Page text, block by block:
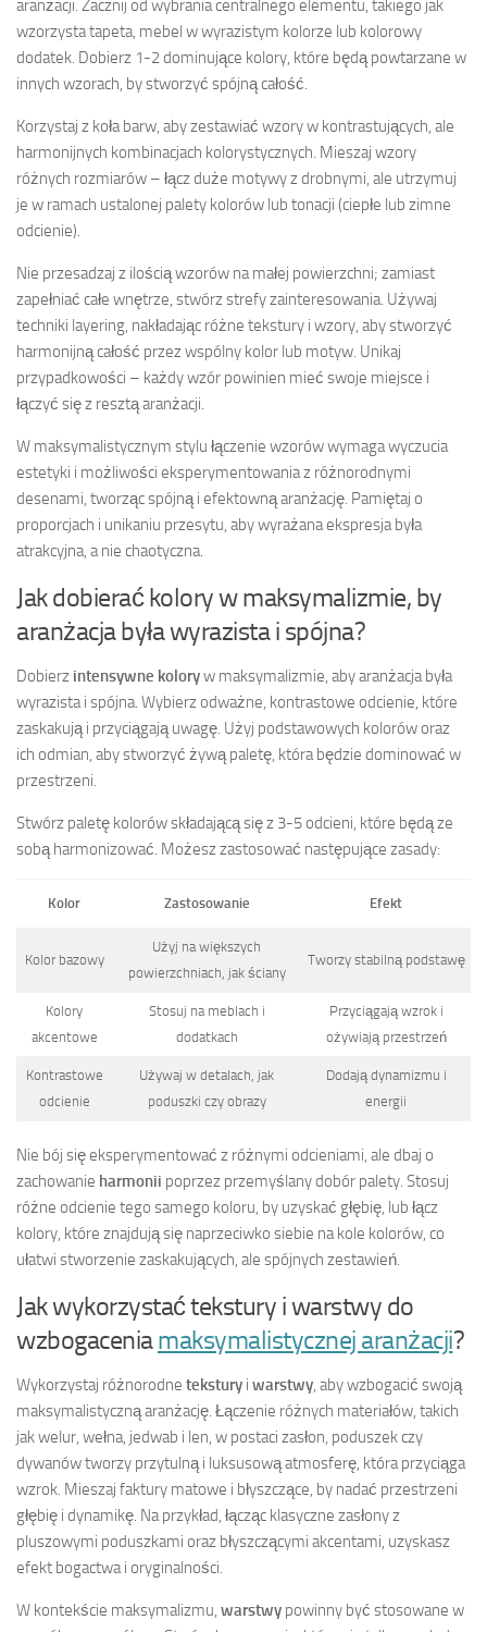
aranżacji. Zacznij od wybrania centralnego elementu, takiego jak
wzorzysta tapeta, mebel w wyrazistym kolorze lub kolorowy
dodatek. Dobierz 1-2 dominujące kolory, które będą powtarzane w
innych wzorach, by stworzyć spójną całość.
Korzystaj z koła barw, aby zestawiać wzory w kontrastujących, ale
harmonijnych kombinacjach kolorystycznych. Mieszaj wzory
różnych rozmiarów – łącz duże motywy z drobnymi, ale utrzymuj
je w ramach ustalonej palety kolorów lub tonacji (ciepłe lub zimne
odcienie).
Nie przesadzaj z ilością wzorów na małej powierzchni; zamiast
zapełniać całe wnętrze, stwórz strefy zainteresowania. Używaj
techniki layering, nakładając różne tekstury i wzory, aby stworzyć
harmonijną całość przez wspólny kolor lub motyw. Unikaj
przypadkowości – każdy wzór powinien mieć swoje miejsce i
łączyć się z resztą aranżacji.
W maksymalistycznym stylu łączenie wzorów wymaga wyczucia
estetyki i możliwości eksperymentowania z różnorodnymi
desenami, tworząc spójną i efektowną aranżację. Pamiętaj o
proporcjach i unikaniu przesytu, aby wyrażana ekspresja była
atrakcyjna, a nie chaotyczna.
Jak dobierać kolory w maksymalizmie, by
aranżacja była wyrazista i spójna?
Dobierz intensywne koloryw maksymalizmie, aby aranżacja była
wyrazista i spójna. Wybierz odważne, kontrastowe odcienie, które
zaskakują i przyciągają uwagę. Użyj podstawowych kolorów oraz
ich odmian, aby stworzyć żywą paletę, która będzie dominować w
przestrzeni.
Stwórz paletę kolorów składającą się z 3-5 odcieni, które będą ze
sobą harmonizować. Możesz zastosować następujące zasady:
Kolor Zastosowanie Efekt
Kolor bazowy
Użyj na większych
powierzchniach, jak ściany
Tworzy stabilną podstawę
Kolory
akcentowe
Stosuj na meblach i
dodatkach
Przyciągają wzrok i
ożywiają przestrzeń
Kontrastowe
odcienie
Używaj w detalach, jak
poduszki czy obrazy
Dodają dynamizmu i
energii
Nie bój się eksperymentować z różnymi odcieniami, ale dbaj o
zachowanie harmonii poprzez przemyślany dobór palety. Stosuj
różne odcienie tego samego koloru, by uzyskać głębię, lub łącz
kolory, które znajdują się naprzeciwko siebie na kole kolorów, co
ułatwi stworzenie zaskakujących, ale spójnych zestawień.
Jak wykorzystać tekstury i warstwy do
wzbogaceniamaksymalistycznej aranżacji?
Wykorzystaj różnorodne tekstury i warstwy, aby wzbogacić swoją
maksymalistyczną aranżację. Łączenie różnych materiałów, takich
jak welur, wełna, jedwab i len, w postaci zasłon, poduszek czy
dywanów tworzy przytulną i luksusową atmosferę, która przyciąga
wzrok. Mieszaj faktury matowe i błyszczące, by nadać przestrzeni
głębię i dynamikę. Na przykład, łącząc klasyczne zasłony z
pluszowymi poduszkami oraz błyszczącymi akcentami, uzyskasz
efekt bogactwa i oryginalności.
W kontekście maksymalizmu, warstwy powinny być stosowane w